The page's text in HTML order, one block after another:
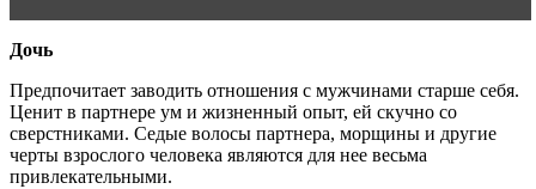
Дочь
Предпочитает заводить отношения с мужчинами старше себя.
Ценит в партнере ум и жизненный опыт, ей скучно со
сверстниками. Седые волосы партнера, морщины и другие
черты взрослого человека являются для нее весьма
привлекательными.